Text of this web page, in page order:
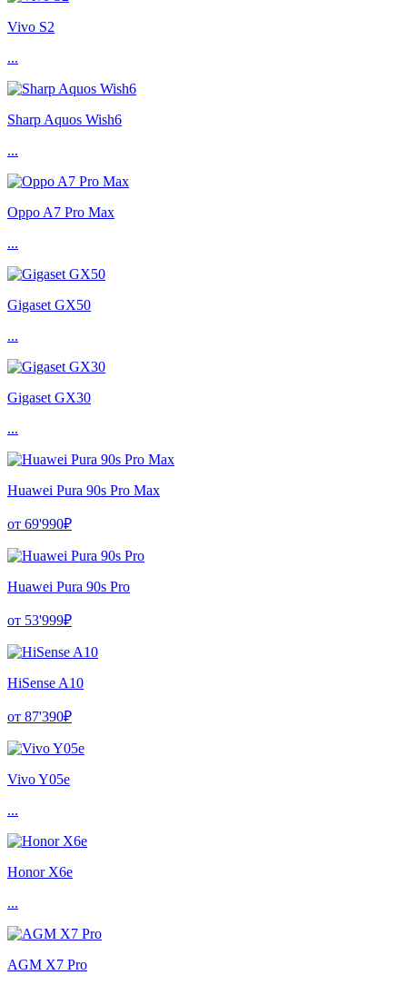
Vivo S2
...
Sharp Aquos Wish6
...
Oppo A7 Pro Max
...
Gigaset GX50
...
Gigaset GX30
...
Huawei Pura 90s Pro Max
от 69'990₽
Huawei Pura 90s Pro
от 53'999₽
HiSense A10
от 87'390₽
Vivo Y05e
...
Honor X6e
...
AGM X7 Pro